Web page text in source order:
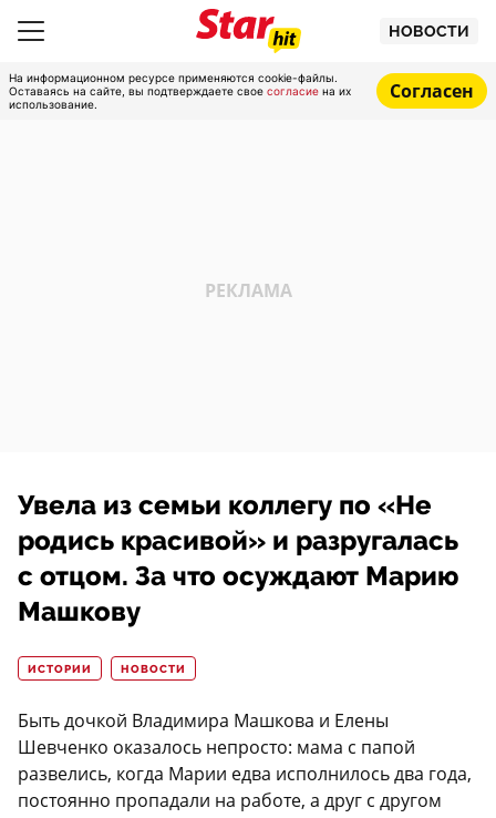
НОВОСТИ
На информационном ресурсе применяются cookie-файлы.
Оставаясь на сайте, вы подтверждаете свое согласие на их
использование.
Согласен
Увела из семьи коллегу по «Не
родись красивой» и разругалась
с отцом. За что осуждают Марию
Машкову
ИСТОРИИ НОВОСТИ
Быть дочкой Владимира Машкова и Елены
Шевченко оказалось непросто: мама с папой
развелись, когда Марии едва исполнилось два года,
постоянно пропадали на работе, а друг с другом